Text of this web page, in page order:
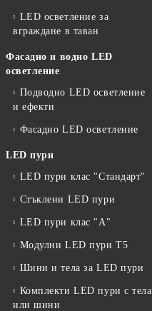
LED осветление за
вграждане в таван
Фасадно и водно LED
осветление
Подводно LED осветление
и ефекти
Фасадно LED осветление
LED пури
LED пури клас "Стандарт"
Стъклени LED пури
LED пури клас "А"
Модулни LED пури T5
Шини и тела за LED пури
Комплекти LED пури с тела
или шини